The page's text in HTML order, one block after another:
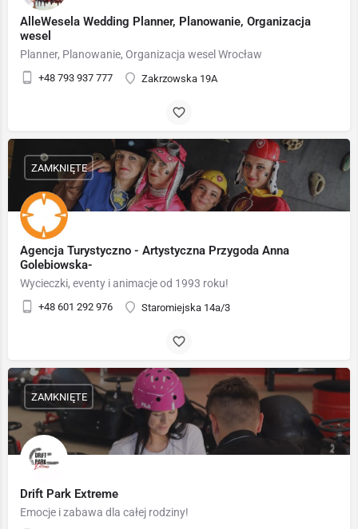
AlleWesela Wedding Planner, Planowanie, Organizacja
wesel
Planner, Planowanie, Organizacja wesel Wrocław
+48 793 937 777 Zakrzowska 19A
Agencja Turystyczno - Artystyczna Przygoda Anna
Golebiowska-
Wycieczki, eventy i animacje od 1993 roku!
+48 601 292 976 Staromiejska 14a/3
ZAMKNIĘTE
Drift Park Extreme
Emocje i zabawa dla całej rodziny!
ZAMKNIĘTE